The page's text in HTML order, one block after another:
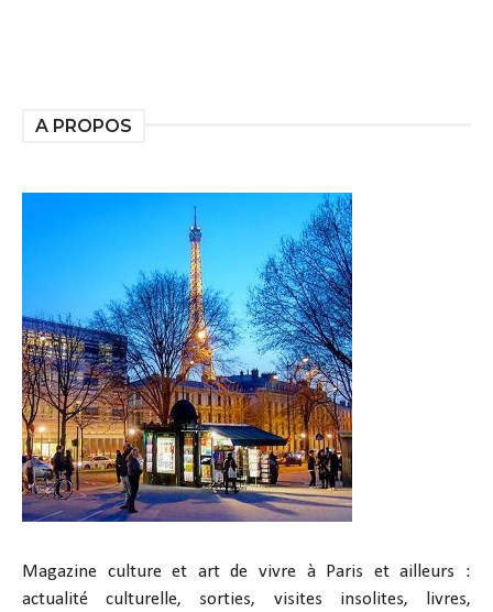
A PROPOS
Magazine culture et art de vivre à Paris et ailleurs :
actualité culturelle, sorties, visites insolites, livres,